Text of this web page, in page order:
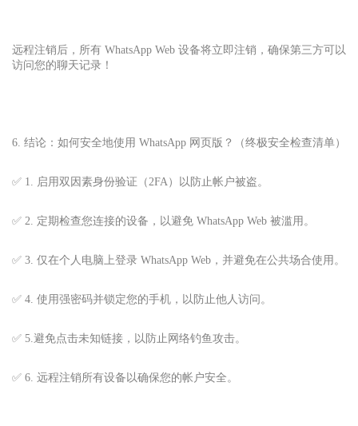
远程注销后，所有 WhatsApp Web 设备将立即注销，确保第三方可以
访问您的聊天记录！
6. 结论：如何安全地使用 WhatsApp 网页版？（终极安全检查清单）
✅ 1. 启用双因素身份验证（2FA）以防止帐户被盗。
✅ 2. 定期检查您连接的设备，以避免 WhatsApp Web 被滥用。
✅ 3. 仅在个人电脑上登录 WhatsApp Web，并避免在公共场合使用。
✅ 4. 使用强密码并锁定您的手机，以防止他人访问。
✅ 5.避免点击未知链接，以防止网络钓鱼攻击。
✅ 6. 远程注销所有设备以确保您的帐户安全。